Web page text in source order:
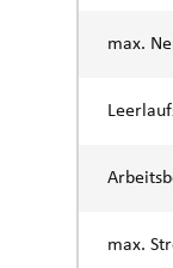
max.
max.